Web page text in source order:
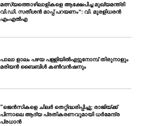
മത്സ്യത്തൊഴിലാളികളെ ആക്ഷേപിച്ച മുഖ്യമന്ത്രി
വി.ഡി. സതീശൻ മാപ്പ് പറയണം”: വി. മുരളിധരൻ
എംഎൽഎ
പാലാ ളാലം പഴയ പള്ളിയിൽഎട്ടുനോമ്പ് തിരുനാളും
മരിയൻ ബൈബിൾ കൺവൻഷനും
“ജെൻസികളെ ചിലർ തെറ്റിദ്ധരിപ്പിച്ചു; രാജിയ്ക്ക്
പിന്നാലെ ആദ്യ പ്രതികരണവുമായി ധർമേന്ദ്ര
പ്രധാൻ